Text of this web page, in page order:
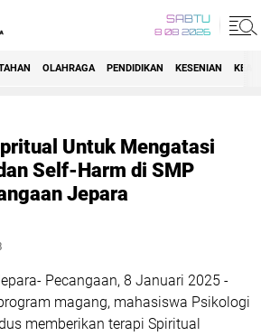
SABTU
8 08 2026
OLAHRAGA PENDIDIKAN KESENIAN
Untuk Mengatasi
Self-Harm di SMP
Jepara
Pecangaan, 8 Januari 2025 -
magang, mahasiswa Psikologi
memberikan terapi Spiritual